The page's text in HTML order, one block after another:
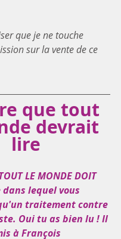
que je ne touche
sur la vente de ce
que tout
devrait
lire
LE MONDE DOIT
dans lequel vous
traitement contre
Oui tu as bien lu ! Il
à François